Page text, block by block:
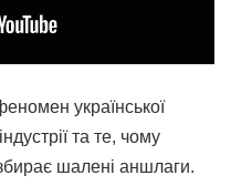
української
та те, чому
шалені аншлаги.